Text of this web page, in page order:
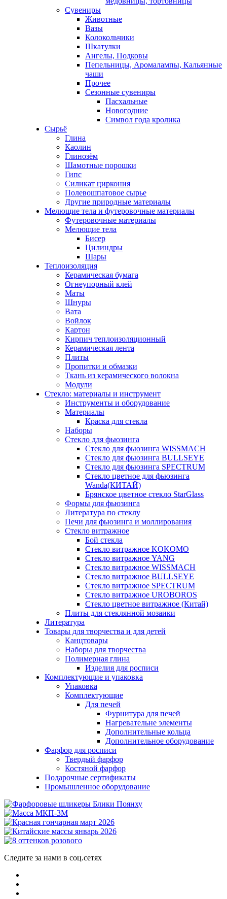
Сувениры
Животные
Вазы
Колокольчики
Шкатулки
Ангелы, Подковы
Пепельницы, Аромалампы, Кальянные
чаши
Прочее
Сезонные сувениры
Пасхальные
Новогодние
Символ года кролика
Сырьё
Глина
Каолин
Глинозём
Шамотные порошки
Гипс
Силикат циркония
Полевошпатовое сырье
Другие природные материалы
Мелющие тела и футеровочные материалы
Футеровочные материалы
Мелющие тела
Бисер
Цилиндры
Шары
Теплоизоляция
Керамическая бумага
Огнеупорный клей
Маты
Шнуры
Вата
Войлок
Картон
Кирпич теплоизоляционный
Керамическая лента
Плиты
Пропитки и обмазки
Ткань из керамического волокна
Модули
Стекло: материалы и инструмент
Инструменты и оборудование
Материалы
Краска для стекла
Наборы
Стекло для фьюзинга
Стекло для фьюзинга WISSMACH
Стекло для фьюзинга BULLSEYE
Стекло для фьюзинга SPECTRUM
Стекло цветное для фьюзинга
Wanda(КИТАЙ)
Брянское цветное стекло StarGlass
Формы для фьюзинга
Литература по стеклу
Печи для фьюзинга и моллирования
Стекло витражное
Бой стекла
Стекло витражное KOKOMO
Стекло витражное YANG
Стекло витражное WISSMACH
Стекло витражное BULLSEYE
Стекло витражное SPECTRUM
Стекло витражное UROBOROS
Стекло цветное витражное (Китай)
Плиты для стеклянной мозаики
Литература
Товары для творчества и для детей
Канцтовары
Наборы для творчества
Полимерная глина
Изделия для росписи
Комплектующие и упаковка
Упаковка
Комплектующие
Для печей
Фурнитура для печей
Нагревательне элементы
Дополнительные кольца
Дополнительное оборудование
Фарфор для росписи
Твердый фарфор
Костяной фарфор
Подарочные сертификаты
Промышленное оборудование
Следите за нами в соц.сетях